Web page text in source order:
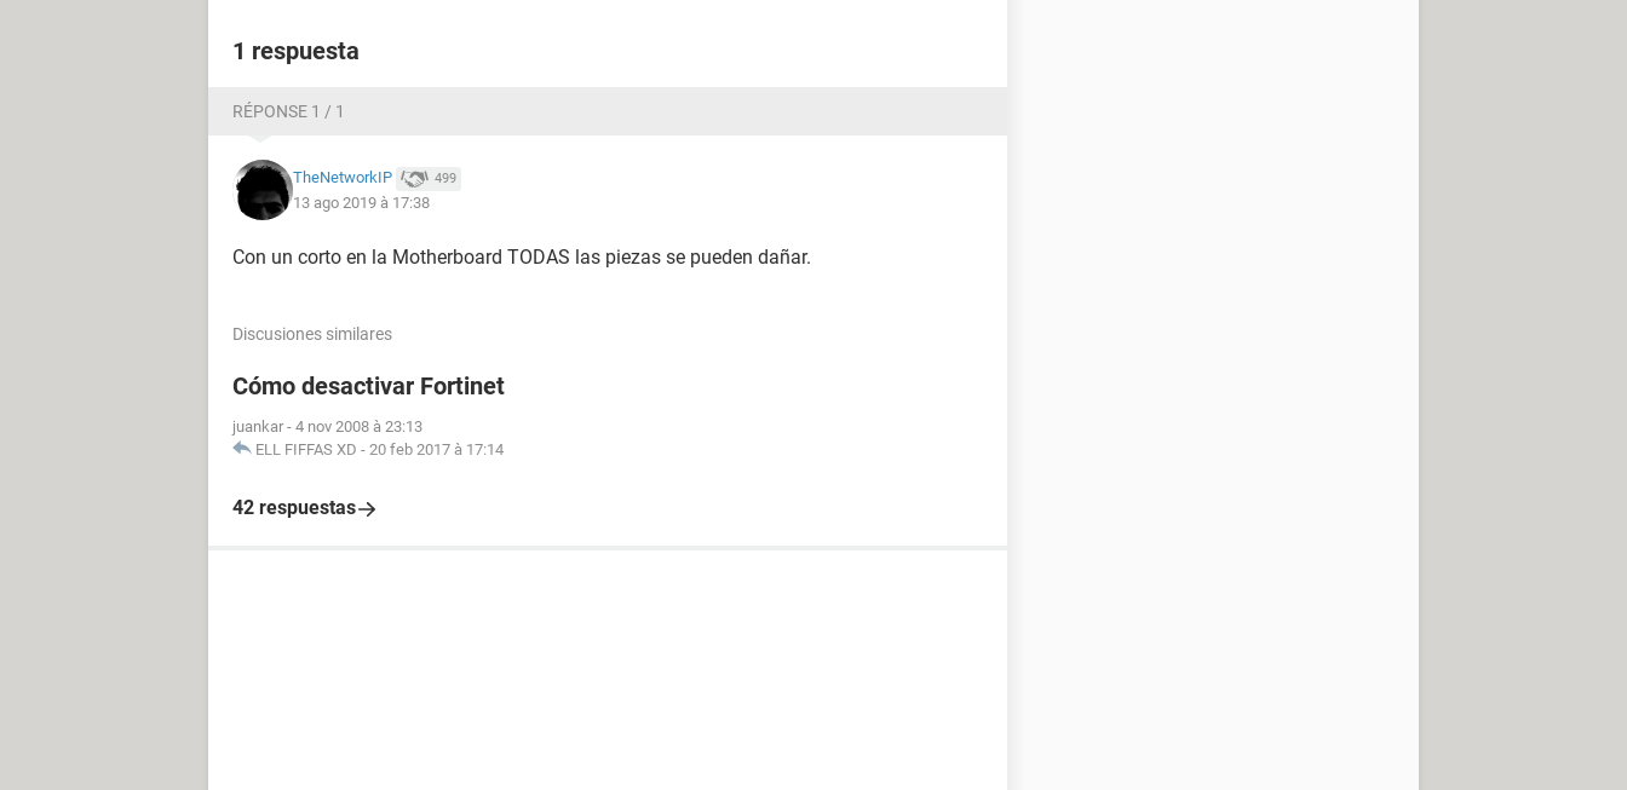
1 respuesta
RÉPONSE 1 / 1
TheNetworkIP 499
13 ago 2019 à 17:38
Con un corto en la Motherboard TODAS las piezas se pueden dañar.
Discusiones similares
Cómo desactivar Fortinet
juankar - 4 nov 2008 à 23:13
ELL FIFFAS XD - 20 feb 2017 à 17:14
42 respuestas